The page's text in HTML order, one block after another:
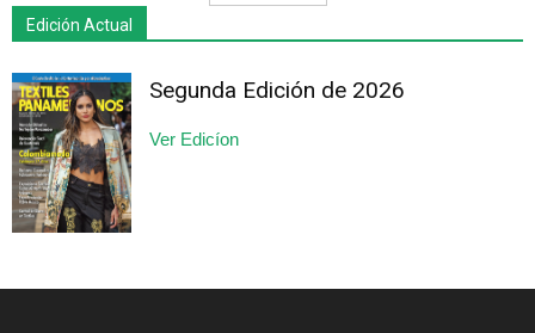
Edición Actual
Segunda Edición de 2026
Ver Edicíon